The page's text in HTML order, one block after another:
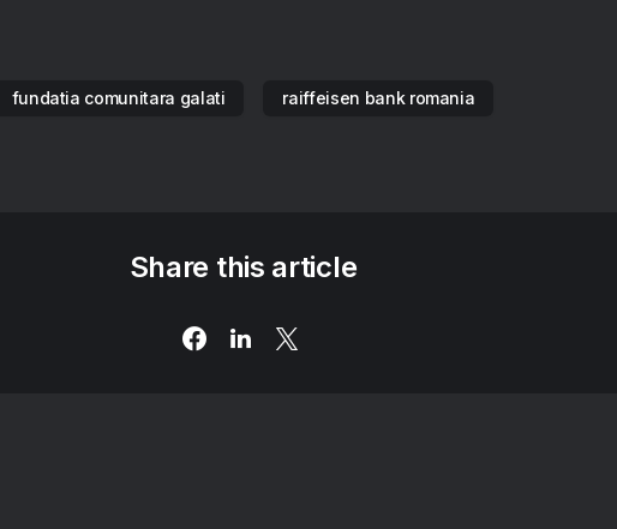
fundatia comunitara galati raiffeisen bank romania
Share this article